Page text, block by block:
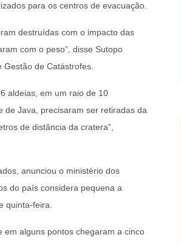
para os centros de evacuação.
destruídas com o impacto das
com o peso”, disse Sutopo
de Catástrofes.
aldeias, em um raio de 10
de Java, precisaram ser retiradas da
de distância da cratera”,
anunciou o ministério dos
do país considera pequena a
quinta-feira.
em alguns pontos chegaram a cinco